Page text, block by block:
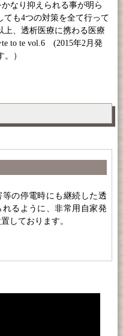
なり抑えられる事が明ら
も4つの対策を全て行って
上、透析医療に携わる医療
to te vol.6 (2015年2月発
）
等の停電時にも継続した透
れるように、非常用自家発
しております。